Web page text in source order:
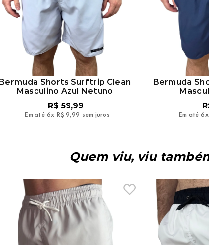
Bermuda Shorts Surftrip Clean
Masculino Azul Netuno
R$ 59,99
Em até 6x R$ 9,99 sem juros
Bermuda
Em até 6x
Quem viu, viu